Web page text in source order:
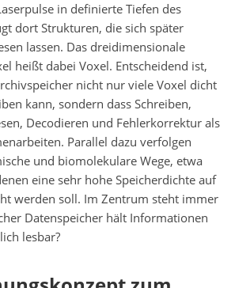
in definierte Tiefen des
dort Strukturen, die sich später
lassen. Das dreidimensionale
heißt dabei Voxel. Entscheidend ist,
nicht nur viele Voxel dicht
kann, sondern dass Schreiben,
Decodieren und Fehlerkorrektur als
Parallel dazu verfolgen
und biomolekulare Wege, etwa
eine sehr hohe Speicherdichte auf
werden soll. Im Zentrum steht immer
Datenspeicher hält Informationen
lesbar?